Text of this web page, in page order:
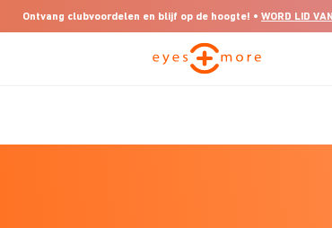
Ontvang clubvoordelen en blijf op de hoogte! • WORD LID